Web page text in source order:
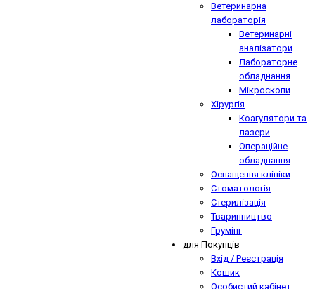
Ветеринарна
лабораторія
Ветеринарні
аналізатори
Лабораторне
обладнання
Мікроскопи
Хірургія
Коагулятори та
лазери
Операційне
обладнання
Оснащення клініки
Стоматологія
Стерилізація
Тваринництво
Грумінг
для Покупців
Вхід / Реєстрація
Кошик
Особистий кабінет